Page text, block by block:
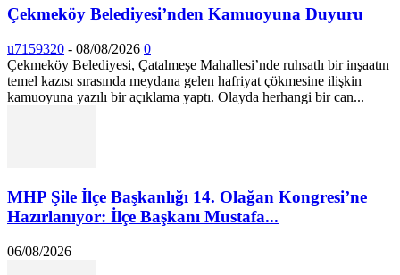
Çekmeköy Belediyesi’nden Kamuoyuna Duyuru
u7159320 - 08/08/2026 0
Çekmeköy Belediyesi, Çatalmeşe Mahallesi’nde ruhsatlı bir inşaatın
temel kazısı sırasında meydana gelen hafriyat çökmesine ilişkin
kamuoyuna yazılı bir açıklama yaptı. Olayda herhangi bir can...
MHP Şile İlçe Başkanlığı 14. Olağan Kongresi’ne
Hazırlanıyor: İlçe Başkanı Mustafa...
06/08/2026